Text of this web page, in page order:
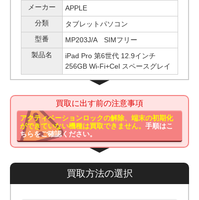
メーカー
APPLE
分類
タブレットパソコン
型番
MP203J/A SIMフリー
製品名
iPad Pro 第6世代 12.9インチ
256GB Wi-Fi+Cel スペースグレイ
買取に出す前の注意事項
アクティベーションロックの解除、端末の初期化
ができていない機種は買取できません。手順はこ
ちらをご確認ください。
買取方法の選択